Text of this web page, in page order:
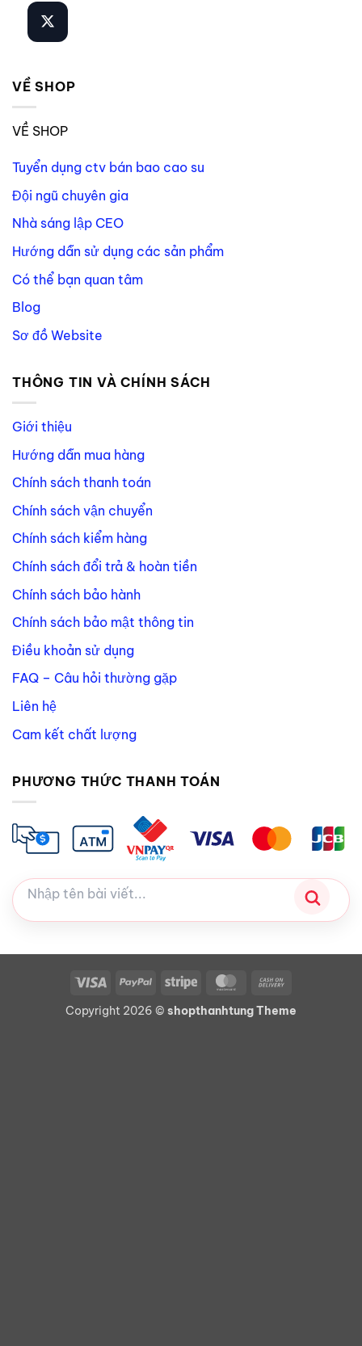
VỀ SHOP
VỀ SHOP
Tuyển dụng ctv bán bao cao su
Đội ngũ chuyên gia
Nhà sáng lập CEO
Hướng dẫn sử dụng các sản phẩm
Có thể bạn quan tâm
Blog
Sơ đồ Website
THÔNG TIN VÀ CHÍNH SÁCH
Giới thiệu
Hướng dẫn mua hàng
Chính sách thanh toán
Chính sách vận chuyển
Chính sách kiểm hàng
Chính sách đổi trả & hoàn tiền
Chính sách bảo hành
Chính sách bảo mật thông tin
Điều khoản sử dụng
FAQ – Câu hỏi thường gặp
Liên hệ
Cam kết chất lượng
PHƯƠNG THỨC THANH TOÁN
Visa PayPal Stripe MasterCard
Delivery
Copyright 2026 © shopthanhtung Theme